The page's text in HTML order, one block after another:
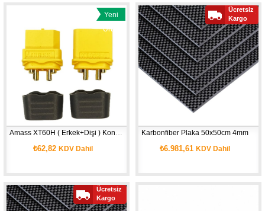
Amass XT60H ( Erkek+Dişi ) Konnektör
₺62,82 KDV Dahil
Yeni
Ürün
Karbonfiber Plaka 50x50cm 4mm
₺6.981,61 KDV Dahil
Ücretsiz
Kargo
Ücretsiz
Kargo